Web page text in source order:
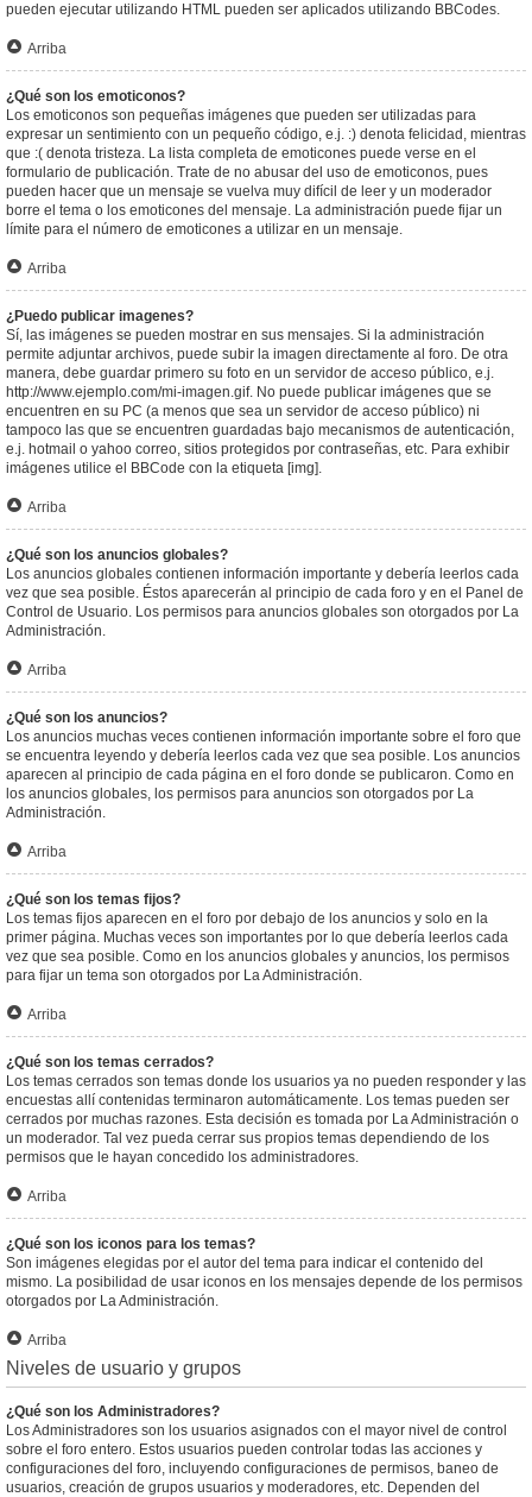
pueden ejecutar utilizando HTML pueden ser aplicados utilizando BBCodes.
Arriba
¿Qué son los emoticonos?
Los emoticonos son pequeñas imágenes que pueden ser utilizadas para
expresar un sentimiento con un pequeño código, e.j. :) denota felicidad, mientras
que :( denota tristeza. La lista completa de emoticones puede verse en el
formulario de publicación. Trate de no abusar del uso de emoticonos, pues
pueden hacer que un mensaje se vuelva muy difícil de leer y un moderador
borre el tema o los emoticones del mensaje. La administración puede fijar un
límite para el número de emoticones a utilizar en un mensaje.
Arriba
¿Puedo publicar imagenes?
Sí, las imágenes se pueden mostrar en sus mensajes. Si la administración
permite adjuntar archivos, puede subir la imagen directamente al foro. De otra
manera, debe guardar primero su foto en un servidor de acceso público, e.j.
http://www.ejemplo.com/mi-imagen.gif. No puede publicar imágenes que se
encuentren en su PC (a menos que sea un servidor de acceso público) ni
tampoco las que se encuentren guardadas bajo mecanismos de autenticación,
e.j. hotmail o yahoo correo, sitios protegidos por contraseñas, etc. Para exhibir
imágenes utilice el BBCode con la etiqueta [img].
Arriba
¿Qué son los anuncios globales?
Los anuncios globales contienen información importante y debería leerlos cada
vez que sea posible. Éstos aparecerán al principio de cada foro y en el Panel de
Control de Usuario. Los permisos para anuncios globales son otorgados por La
Administración.
Arriba
¿Qué son los anuncios?
Los anuncios muchas veces contienen información importante sobre el foro que
se encuentra leyendo y debería leerlos cada vez que sea posible. Los anuncios
aparecen al principio de cada página en el foro donde se publicaron. Como en
los anuncios globales, los permisos para anuncios son otorgados por La
Administración.
Arriba
¿Qué son los temas fijos?
Los temas fijos aparecen en el foro por debajo de los anuncios y solo en la
primer página. Muchas veces son importantes por lo que debería leerlos cada
vez que sea posible. Como en los anuncios globales y anuncios, los permisos
para fijar un tema son otorgados por La Administración.
Arriba
¿Qué son los temas cerrados?
Los temas cerrados son temas donde los usuarios ya no pueden responder y las
encuestas allí contenidas terminaron automáticamente. Los temas pueden ser
cerrados por muchas razones. Esta decisión es tomada por La Administración o
un moderador. Tal vez pueda cerrar sus propios temas dependiendo de los
permisos que le hayan concedido los administradores.
Arriba
¿Qué son los iconos para los temas?
Son imágenes elegidas por el autor del tema para indicar el contenido del
mismo. La posibilidad de usar iconos en los mensajes depende de los permisos
otorgados por La Administración.
Arriba
Niveles de usuario y grupos
¿Qué son los Administradores?
Los Administradores son los usuarios asignados con el mayor nivel de control
sobre el foro entero. Estos usuarios pueden controlar todas las acciones y
configuraciones del foro, incluyendo configuraciones de permisos, baneo de
usuarios, creación de grupos usuarios y moderadores, etc. Dependen del